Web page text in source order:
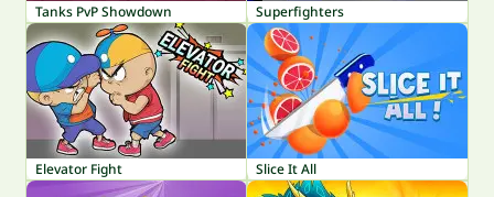
Tanks PvP Showdown Superfighters
Elevator Fight Slice It All